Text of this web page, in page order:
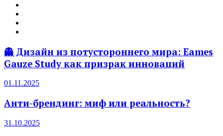
записей
👻 Дизайн из потустороннего мира: Eames
Gauze Study как призрак инноваций
01.11.2025
Анти-брендинг: миф или реальность?
31.10.2025